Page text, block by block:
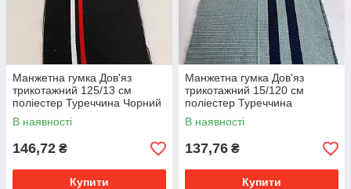
Манжетна гумка Дов'яз
трикотажний 125/13 см
поліестер Туреччина Чорний
зі смужками червоними та
білими
В наявності
146,72 ₴
Купити
Манжетна гумка Дов'яз
трикотажний 15/120 см
поліестер Туреччина
Фісташка
В наявності
137,76 ₴
Купити